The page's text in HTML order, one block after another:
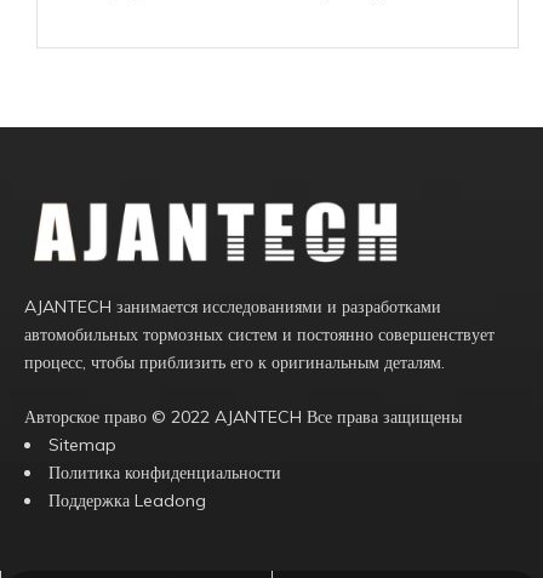
AJANTECH занимается исследованиями и разработками
автомобильных тормозных систем и постоянно совершенствует
процесс, чтобы приблизить его к оригинальным деталям.
Авторское право ©️ 2022 AJANTECH Все права защищены
Sitemap
Политика конфиденциальности
Поддержка Leadong